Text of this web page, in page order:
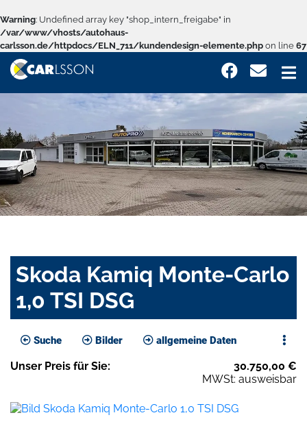
Warning: Undefined array key "shop_intern_freigabe" in
/var/www/vhosts/autohaus-
carlsson.de/httpdocs/ELN_711/kundendesign-elemente.php on line 67
Skoda Kamiq Monte-Carlo
1,0 TSI DSG
Suche Bilder allgemeine Daten
Unser Preis für Sie: 30.750,00 €
MWSt: ausweisbar